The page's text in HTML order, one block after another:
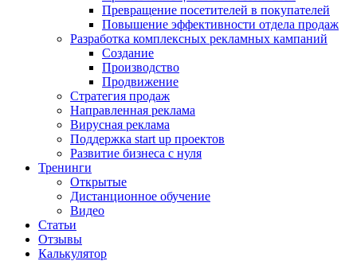
Превращение посетителей в покупателей
Повышение эффективности отдела продаж
Разработка комплексных рекламных кампаний
Создание
Производство
Продвижение
Стратегия продаж
Направленная реклама
Вирусная реклама
Поддержка start up проектов
Развитие бизнеса с нуля
Тренинги
Открытые
Дистанционное обучение
Видео
Статьи
Отзывы
Калькулятор